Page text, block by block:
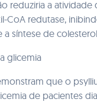
reduziria a atividade
CoA redutase,
a síntese de
glicemia
que o
de pacientes